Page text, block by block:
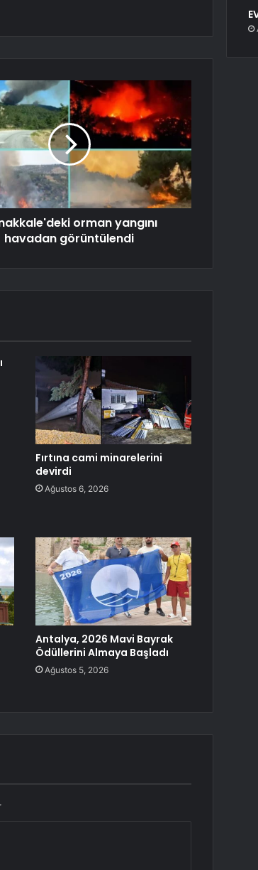
orman yangını
havadan görüntülendi
Fırtına cami minarelerini
devirdi
Ağustos 6, 2026
Antalya, 2026 Mavi Bayrak
Ödüllerini Almaya Başladı
Ağustos 5, 2026